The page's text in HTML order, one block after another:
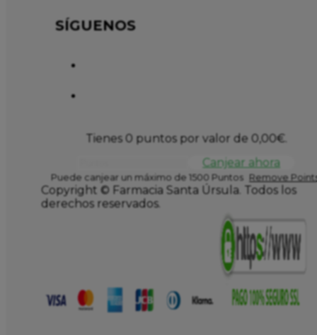
SÍGUENOS
Tienes 0 puntos por valor de 0,00€.
Canjear ahora
Puede canjear un máximo de 1500 Puntos Remove
Copyright © Farmacia Santa Úrsula. Todos los
derechos reservados.